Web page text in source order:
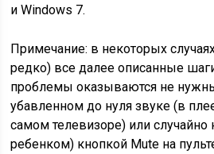
и Windows 7.
Примечание: в некоторых
редко) все далее описанные
проблемы оказываются не
убавленном до нуля звуке (в
самом телевизоре) или
ребенком) кнопкой Mute на